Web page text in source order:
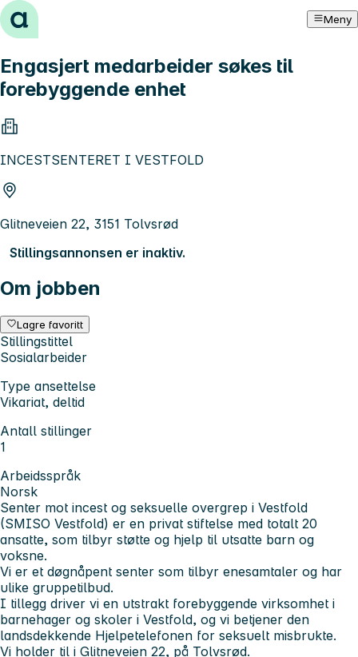
Hopp til innhold Meny
Engasjert medarbeider søkes til
forebyggende enhet
INCESTSENTERET I VESTFOLD
Glitneveien 22, 3151 Tolvsrød
Stillingsannonsen er inaktiv.
Om jobben
Lagre favoritt
Stillingstittel
Sosialarbeider
Type ansettelse
Vikariat, deltid
Antall stillinger
1
Arbeidsspråk
Norsk
Senter mot incest og seksuelle overgrep i Vestfold
(SMISO Vestfold) er en privat stiftelse med totalt 20
ansatte, som tilbyr støtte og hjelp til utsatte barn og
voksne.
Vi er et døgnåpent senter som tilbyr enesamtaler og har
ulike gruppetilbud.
I tillegg driver vi en utstrakt forebyggende virksomhet i
barnehager og skoler i Vestfold, og vi betjener den
landsdekkende Hjelpetelefonen for seksuelt misbrukte.
Vi holder til i Glitneveien 22, på Tolvsrød.